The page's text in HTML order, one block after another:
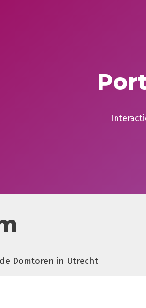
Domtoren in Utrecht